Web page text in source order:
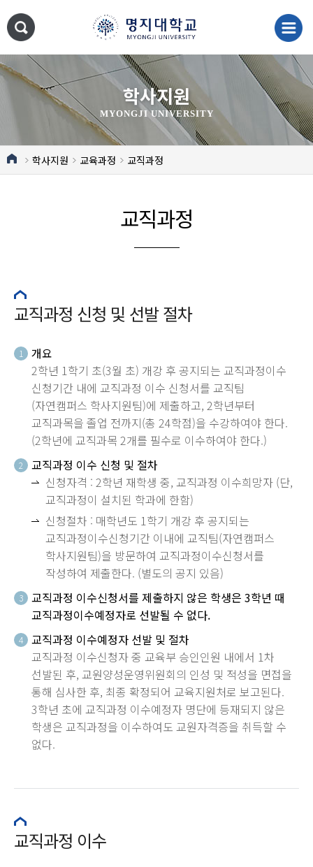
학사지원
MYONGJI UNIVERSITY
학사지원 교육과정 교직과정
교직과정
교직과정 신청 및 선발 절차
1
개요
2학년 1학기 초(3월 초) 개강 후 공지되는 교직과정이수
신청기간 내에 교직과정 이수 신청서를 교직팀
(자연캠퍼스 학사지원팀)에 제출하고, 2학년부터
교직과목을 졸업 전까지(총 24학점)을 수강하여야 한다.
(2학년에 교직과목 2개를 필수로 이수하여야 한다.)
2
교직과정 이수 신청 및 절차
신청자격 : 2학년 재학생 중, 교직과정 이수희망자 (단,
교직과정이 설치된 학과에 한함)
신청절차 : 매학년도 1학기 개강 후 공지되는
교직과정이수신청기간 이내에 교직팀(자연캠퍼스
학사지원팀)을 방문하여 교직과정이수신청서를
작성하여 제출한다. (별도의 공지 있음)
3
교직과정 이수신청서를 제출하지 않은 학생은 3학년 때
교직과정이수예정자로 선발될 수 없다.
4
교직과정 이수예정자 선발 및 절차
교직과정 이수신청자 중 교육부 승인인원 내에서 1차
선발된 후, 교원양성운영위원회의 인성 및 적성을 면접을
통해 심사한 후, 최종 확정되어 교육지원처로 보고된다.
3학년 초에 교직과정 이수예정자 명단에 등재되지 않은
학생은 교직과정을 이수하여도 교원자격증을 취득할 수
없다.
교직과정 이수